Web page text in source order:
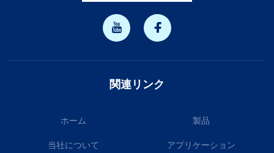
関連リンク
ホーム 製品
当社について アプリケーション